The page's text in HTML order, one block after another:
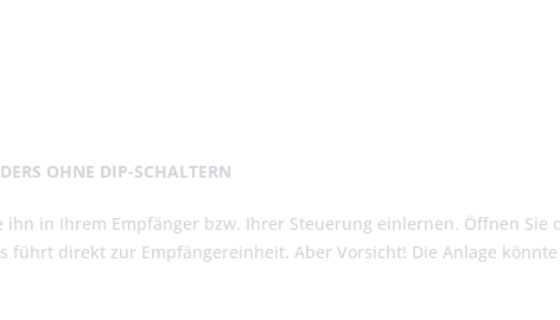
OHNE DIP-SCHALTERN
in Ihrem Empfänger bzw. Ihrer Steuerung einlernen. Öffnen Sie
führt direkt zur Empfängereinheit. Aber Vorsicht! Die Anlage